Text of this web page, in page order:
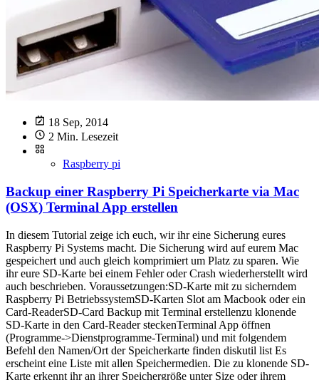
18 Sep, 2014
2 Min. Lesezeit
Raspberry pi
Backup einer Raspberry Pi Speicherkarte via Mac
(OSX) Terminal App erstellen
In diesem Tutorial zeige ich euch, wir ihr eine Sicherung eures
Raspberry Pi Systems macht. Die Sicherung wird auf eurem Mac
gespeichert und auch gleich komprimiert um Platz zu sparen. Wie
ihr eure SD-Karte bei einem Fehler oder Crash wiederherstellt wird
auch beschrieben. Voraussetzungen:SD-Karte mit zu sicherndem
Raspberry Pi BetriebssystemSD-Karten Slot am Macbook oder ein
Card-ReaderSD-Card Backup mit Terminal erstellenzu klonende
SD-Karte in den Card-Reader steckenTerminal App öffnen
(Programme->Dienstprogramme-Terminal) und mit folgendem
Befehl den Namen/Ort der Speicherkarte finden diskutil list Es
erscheint eine Liste mit allen Speichermedien. Die zu klonende SD-
Karte erkennt ihr an ihrer Speichergröße unter Size oder ihrem